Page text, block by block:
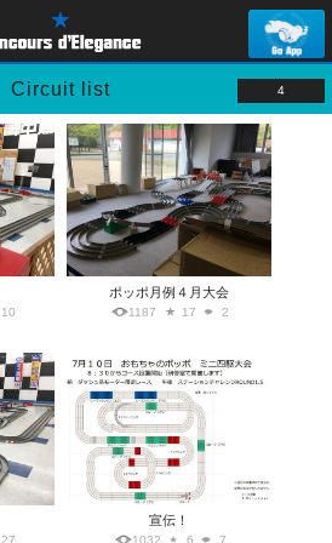
Circuit list 4
10
ポッポ月例４月大会
1187 17 2
宣伝！